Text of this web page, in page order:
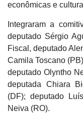
econômicas e
Integraram a
deputado Sérgio
Fiscal, deputado
Camila Toscano
deputado Olyntho
deputada Chiara
(DF); deputado
Neiva (RO).